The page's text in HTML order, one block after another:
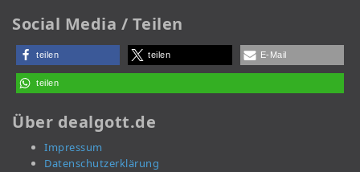
Social Media / Teilen
teilen teilen E-Mail
teilen
Über dealgott.de
Impressum
Datenschutzerklärung